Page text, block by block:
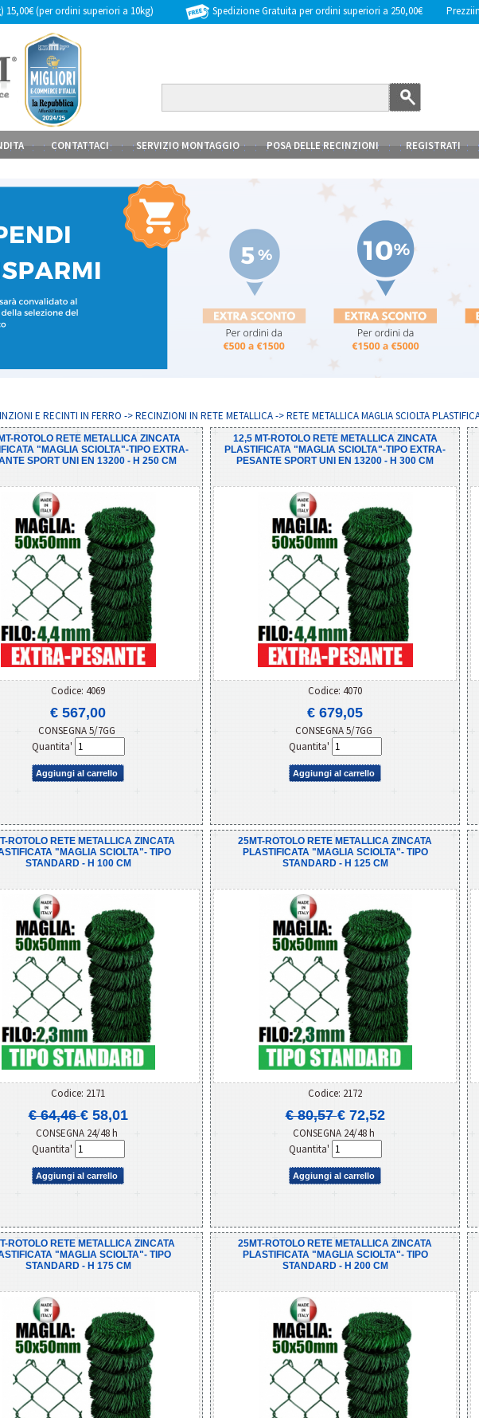
15,00€ (per ordini superiori a 10kg) Spedizione Gratuita per ordini superiori a 250,00€
CONTATTACI SERVIZIO MONTAGGIO POSA DELLE RECINZIONI REGISTRATI
E RECINTI IN FERRO -> RECINZIONI IN RETE METALLICA -> RETE METALLICA MAGLIA SCIOLTA
ROTOLO RETE METALLICA ZINCATA
"MAGLIA SCIOLTA"-TIPO EXTRA-
SPORT UNI EN 13200 - H 250 CM
Codice: 4069
€ 567,00
CONSEGNA 5/7GG
Quantita'
Aggiungi al carrello
12,5 MT-ROTOLO RETE METALLICA ZINCATA
PLASTIFICATA "MAGLIA SCIOLTA"-TIPO EXTRA-
PESANTE SPORT UNI EN 13200 - H 300 CM
Codice: 4070
€ 679,05
CONSEGNA 5/7GG
Quantita'
Aggiungi al carrello
ROTOLO RETE METALLICA ZINCATA
"MAGLIA SCIOLTA"- TIPO
STANDARD - H 100 CM
Codice: 2171
€ 64,46€ 58,01
CONSEGNA 24/48 h
Quantita'
Aggiungi al carrello
25MT-ROTOLO RETE METALLICA ZINCATA
PLASTIFICATA "MAGLIA SCIOLTA"- TIPO
STANDARD - H 125 CM
Codice: 2172
€ 80,57€ 72,52
CONSEGNA 24/48 h
Quantita'
Aggiungi al carrello
ROTOLO RETE METALLICA ZINCATA
"MAGLIA SCIOLTA"- TIPO
STANDARD - H 175 CM
25MT-ROTOLO RETE METALLICA ZINCATA
PLASTIFICATA "MAGLIA SCIOLTA"- TIPO
STANDARD - H 200 CM